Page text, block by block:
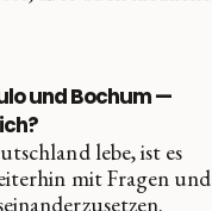
und Bochum —
lebe, ist es
mit Fragen und